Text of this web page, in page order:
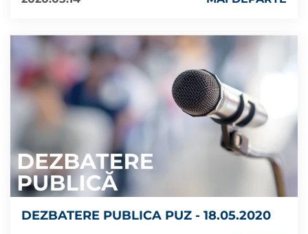
DEZBATERE PUBLICA PUZ - 18.05.2020